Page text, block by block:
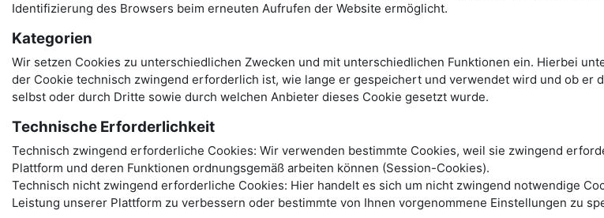
Identifizierung des Browsers beim erneuten Aufrufen der Website ermöglicht.
Kategorien
Wir setzen Cookies zu unterschiedlichen Zwecken und mit unterschiedlichen Funktionen ein. Hierbei
der Cookie technisch zwingend erforderlich ist, wie lange er gespeichert und verwendet wird und ob er
selbst oder durch Dritte sowie durch welchen Anbieter dieses Cookie gesetzt wurde.
Technische Erforderlichkeit
Technisch zwingend erforderliche Cookies: Wir verwenden bestimmte Cookies, weil sie zwingend
Plattform und deren Funktionen ordnungsgemäß arbeiten können (Session-Cookies).
Technisch nicht zwingend erforderliche Cookies: Hier handelt es sich um nicht zwingend notwendige
Leistung unserer Plattform zu verbessern oder bestimmte von Ihnen vorgenommene Einstellungen zu